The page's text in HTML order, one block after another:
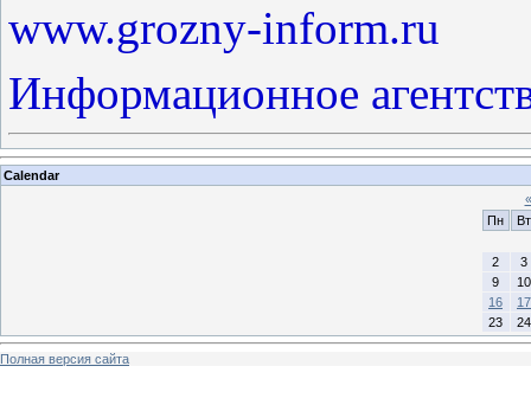
www.grozny-inform.ru
Информационное
Calendar
«
Пн
Вт
2
3
9
10
16
17
23
24
Полная версия сайта